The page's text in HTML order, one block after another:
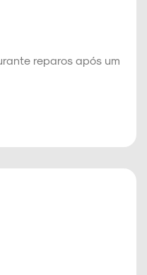
reparos após um